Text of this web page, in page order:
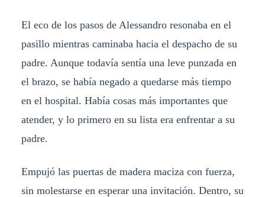
El eco de los pasos de Alessandro resonaba en el
pasillo mientras caminaba hacia el despacho de su
padre. Aunque todavía sentía una leve punzada en
el brazo, se había negado a quedarse más tiempo
en el hospital. Había cosas más importantes que
atender, y lo primero en su lista era enfrentar a su
padre.
Empujó las puertas de madera maciza con fuerza,
sin molestarse en esperar una invitación. Dentro, su